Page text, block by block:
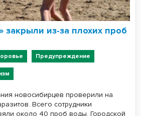
закрыли из-за плохих проб
Предупреждение
новосибирцев проверили на
Всего сотрудники
около 40 проб воды. Городской